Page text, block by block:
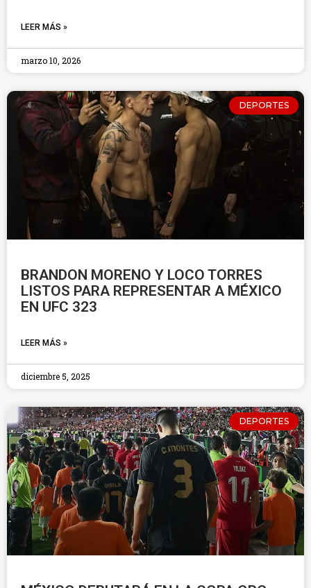
LEER MÁS »
marzo 10, 2026
DEPORTES
BRANDON MORENO Y LOCO TORRES
LISTOS PARA REPRESENTAR A MÉXICO
EN UFC 323
LEER MÁS »
diciembre 5, 2025
DEPORTES